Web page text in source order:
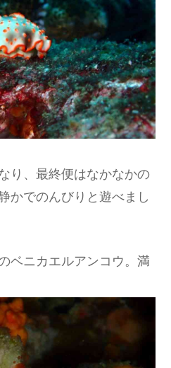
り、最終便はなかなかの
かでのんびりと遊べまし
ベニカエルアンコウ。満